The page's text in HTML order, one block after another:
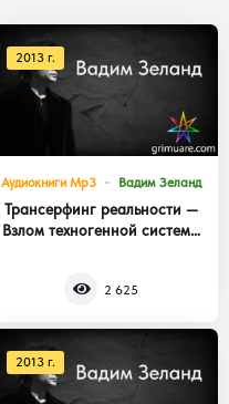
2013 г.
Аудиокниги Mp3 Вадим Зеланд
Трансерфинг реальности —
Взлом техногенной системы
2 625
2013 г.